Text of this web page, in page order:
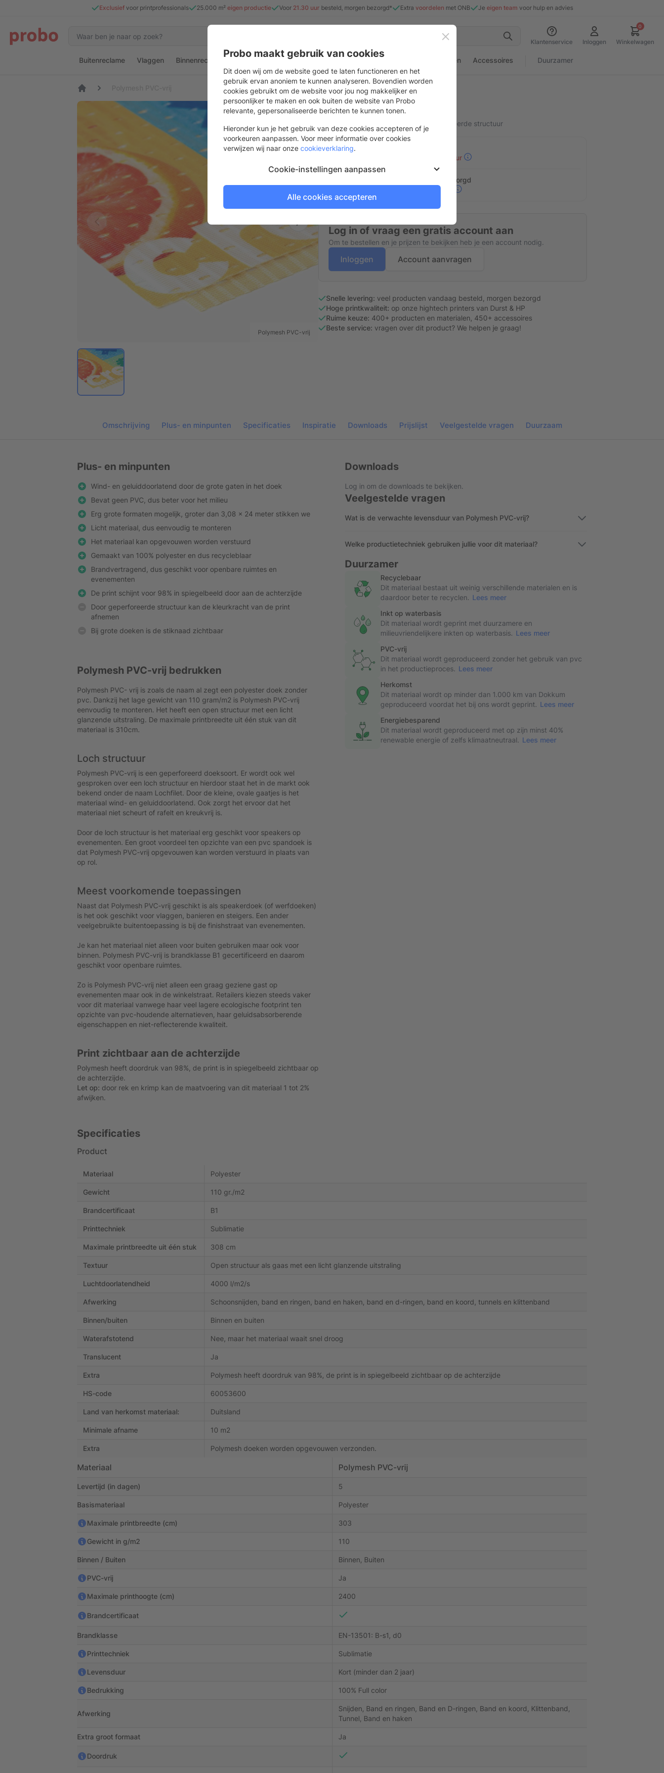
Exclusief voor printprofessionals 25.000 m² eigen productie Voor21.30 uur besteld, morgen bezorgd* Extra voordelen met ONB Je eigen team voor hulp en advies
Klantenservice
0
Winkelwagen
Inloggen
Buitenreclame Vlaggen Binnenreclame Beurs & evenement Interieur Stickers & drukwerk Materialen Accessoires Duurzamer
Polymesh PVC-vrij
Polymesh PVC-vrij
PVC-vrij doek van polyester met geperforeerde structuur
Binnen 4 werkdagen bezorgd
21.30 uur
Mogelijk in 2 tot 3 werkdagen bezorgd
Stel samen voor beschikbaarheid
Log in of vraag een gratis account aan
Om te bestellen en je prijzen te bekijken heb je een account nodig.
Inloggen Account aanvragen
Snelle levering: veel producten vandaag besteld, morgen bezorgd
Hoge printkwaliteit: op onze hightech printers van Durst & HP
Ruime keuze: 400+ producten en materialen, 450+ accessoires
Beste service: vragen over dit product? We helpen je graag!
Omschrijving Plus- en minpunten Specificaties Inspiratie Downloads Prijslijst Veelgestelde vragen Duurzaam
Plus- en minpunten
Wind- en geluiddoorlatend door de grote gaten in het doek
Bevat geen PVC, dus beter voor het milieu
Erg grote formaten mogelijk, groter dan 3,08 x 24 meter stikken we
Licht materiaal, dus eenvoudig te monteren
Het materiaal kan opgevouwen worden verstuurd
Gemaakt van 100% polyester en dus recycleblaar
Brandvertragend, dus geschikt voor openbare ruimtes en
evenementen
De print schijnt voor 98% in spiegelbeeld door aan de achterzijde
Door geperforeerde structuur kan de kleurkracht van de print
afnemen
Bij grote doeken is de stiknaad zichtbaar
Polymesh PVC-vrij bedrukken
Polymesh PVC- vrij is zoals de naam al zegt een polyester doek zonder
pvc. Dankzij het lage gewicht van 110 gram/m2 is Polymesh PVC-vrij
eenvoudig te monteren. Het heeft een open structuur met een licht
glanzende uitstraling. De maximale printbreedte uit één stuk van dit
materiaal is 310cm.
Loch structuur
Polymesh PVC-vrij is een geperforeerd doeksoort. Er wordt ook wel
gesproken over een loch structuur en hierdoor staat het in de markt ook
bekend onder de naam Lochfilet. Door de kleine, ovale gaatjes is het
materiaal wind- en geluiddoorlatend. Ook zorgt het ervoor dat het
materiaal niet scheurt of rafelt en kreukvrij is.
Door de loch structuur is het materiaal erg geschikt voor speakers op
evenementen. Een groot voordeel ten opzichte van een pvc spandoek is
dat Polymesh PVC-vrij opgevouwen kan worden verstuurd in plaats van
op rol.
Meest voorkomende toepassingen
Naast dat Polymesh PVC-vrij geschikt is als speakerdoek (of werfdoeken)
is het ook geschikt voor vlaggen, banieren en steigers. Een ander
veelgebruikte buitentoepassing is bij de finishstraat van evenementen.
Je kan het materiaal niet alleen voor buiten gebruiken maar ook voor
binnen. Polymesh PVC-vrij is brandklasse B1 gecertificeerd en daarom
geschikt voor openbare ruimtes.
Zo is Polymesh PVC-vrij niet alleen een graag geziene gast op
evenementen maar ook in de winkelstraat. Retailers kiezen steeds vaker
voor dit materiaal vanwege haar veel lagere ecologische footprint ten
opzichte van pvc-houdende alternatieven, haar geluidsabsorberende
eigenschappen en niet-reflecterende kwaliteit.
Print zichtbaar aan de achterzijde
Polymesh heeft doordruk van 98%, de print is in spiegelbeeld zichtbaar op
de achterzijde.
Let op: door rek en krimp kan de maatvoering van dit materiaal 1 tot 2%
afwijken.
Downloads
Log in om de downloads te bekijken.
Veelgestelde vragen
Wat is de verwachte levensduur van Polymesh PVC-vrij?
Welke productietechniek gebruiken jullie voor dit materiaal?
Duurzamer
Recyclebaar
Dit materiaal bestaat uit weinig verschillende materialen en is
daardoor beter te recyclen. Lees meer
Inkt op waterbasis
Dit materiaal wordt geprint met duurzamere en
milieuvriendelijkere inkten op waterbasis. Lees meer
PVC-vrij
Dit materiaal wordt geproduceerd zonder het gebruik van pvc
in het productieproces. Lees meer
Herkomst
Dit materiaal wordt op minder dan 1.000 km van Dokkum
geproduceerd voordat het bij ons wordt geprint. Lees meer
Energiebesparend
Dit materiaal wordt geproduceerd met op zijn minst 40%
renewable energie of zelfs klimaatneutraal. Lees meer
Specificaties
Product
Materiaal Polyester
Gewicht 110 gr./m2
Brandcertificaat B1
Printtechniek Sublimatie
Maximale printbreedte uit één stuk 308 cm
Textuur Open structuur als gaas met een licht glanzende uitstraling
Luchtdoorlatendheid 4000 l/m2/s
Afwerking Schoonsnijden, band en ringen, band en haken, band en d-ringen, band en koord, tunnels en klittenband
Binnen/buiten Binnen en buiten
Waterafstotend Nee, maar het materiaal waait snel droog
Translucent Ja
Extra Polymesh heeft doordruk van 98%, de print is in spiegelbeeld zichtbaar op de achterzijde
HS-code 60053600
Land van herkomst materiaal: Duitsland
Minimale afname 10 m2
Extra Polymesh doeken worden opgevouwen verzonden.
Materiaal Polymesh PVC-vrij
Levertijd (in dagen) 5
Basismateriaal Polyester
Maximale printbreedte (cm) 303
Gewicht in g/m2 110
Binnen / Buiten Binnen, Buiten
PVC-vrij Ja
Maximale printhoogte (cm) 2400
Brandcertificaat
Brandklasse EN-13501: B-s1, d0
Printtechniek Sublimatie
Levensduur Kort (minder dan 2 jaar)
Bedrukking 100% Full color
Afwerking
Snijden, Band en ringen, Band en D-ringen, Band en koord, Klittenband,
Tunnel, Band en haken
Extra groot formaat Ja
Doordruk
Sluiten
Probo maakt gebruik van cookies
Dit doen wij om de website goed te laten functioneren en het
gebruik ervan anoniem te kunnen analyseren. Bovendien worden
cookies gebruikt om de website voor jou nog makkelijker en
persoonlijker te maken en ook buiten de website van Probo
relevante, gepersonaliseerde berichten te kunnen tonen.
Hieronder kun je het gebruik van deze cookies accepteren of je
voorkeuren aanpassen. Voor meer informatie over cookies
verwijzen wij naar onze cookieverklaring.
Cookie-instellingen aanpassen
Alle cookies accepteren